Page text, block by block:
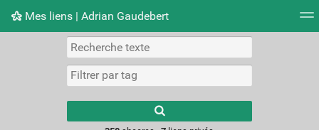
Mes liens | Adrian Gaudebert
Nuage de tags Mur d'images
results.